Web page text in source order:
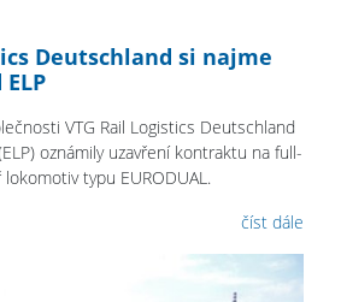
Deutschland si najme
VTG Rail Logistics Deutschland
oznámily uzavření kontraktu na full-
typu EURODUAL.
číst dále